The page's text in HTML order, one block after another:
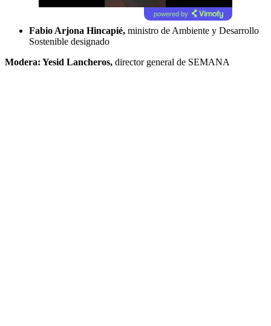
powered by
Fabio Arjona Hincapié, ministro de Ambiente y Desarrollo
Sostenible designado
Modera: Yesid Lancheros, director general de SEMANA